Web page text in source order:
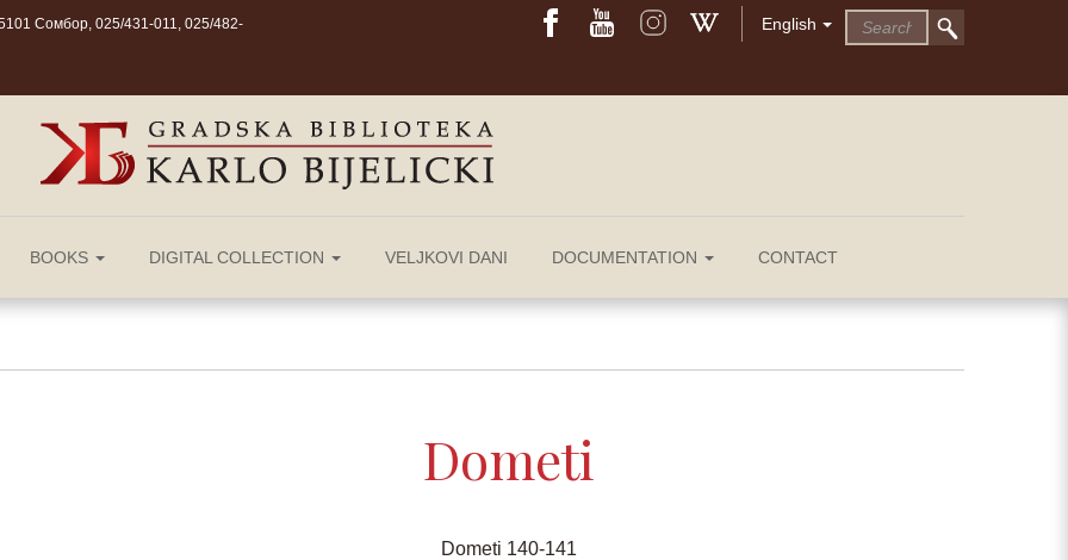
Сомбор, 025/431-011, 025/482- English
BOOKS DIGITAL COLLECTION VELJKOVI DANI DOCUMENTATION CONTACT
Dometi
Dometi 140-141